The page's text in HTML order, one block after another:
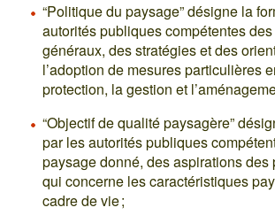
“Politique du paysage” désigne la
autorités publiques compétentes
généraux, des stratégies et des
l’adoption de mesures particulières
protection, la gestion et
“Objectif de qualité paysagère”
par les autorités publiques
paysage donné, des aspirations des
qui concerne les caractéristiques
cadre de vie ;